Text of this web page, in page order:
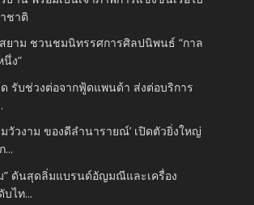
ชาติ
ยาม ชวนชมนิทรรศการศิลปนิพนธ์ “กาล
นึ่ง”
รับช่วงต่อจากฟู้ดแพนด้า ส่งต่อบริการ
มวัวงาม ของดีลำนารายณ์’ เปิดตัวยิ่งใหญ่
...
” ดันสุดลิ่มแบรนด์อัญมณีและเครื่อง
บไท...